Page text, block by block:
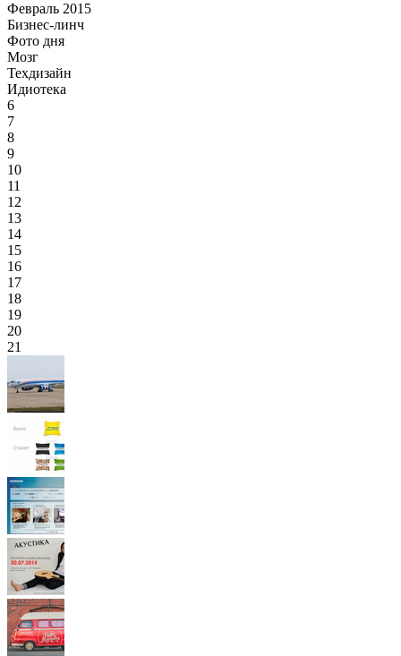
Февраль 2015
Бизнес-линч
Фото дня
Мозг
Техдизайн
Идиотека
6
7
8
9
10
11
12
13
14
15
16
17
18
19
20
21